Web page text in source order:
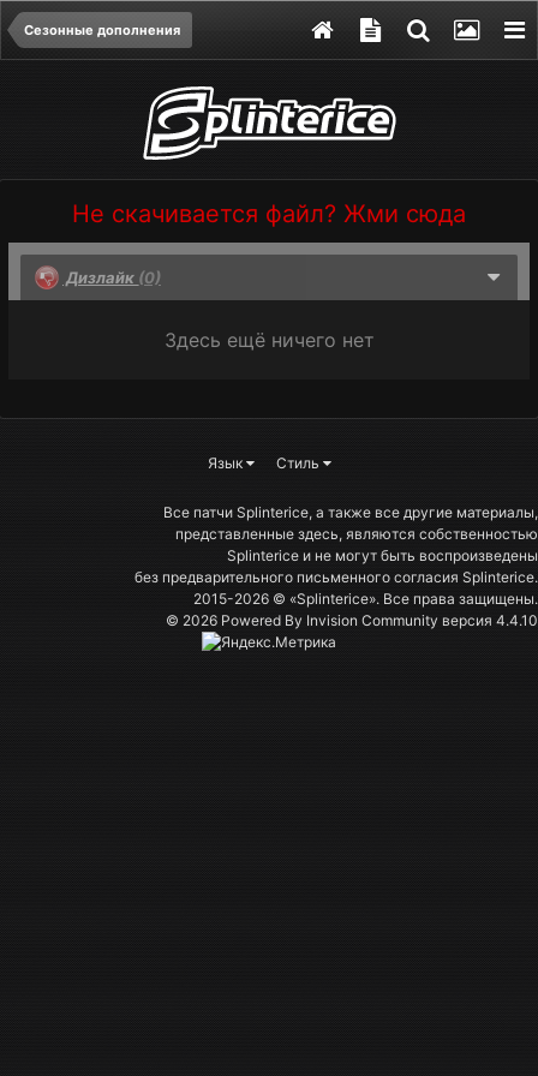
Сезонные дополнения
Не скачивается файл? Жми сюда
Дизлайк (0)
Здесь ещё ничего нет
Язык Стиль
Все патчи Splinterice, а также все другие материалы,
представленные здесь, являются собственностью
Splinterice и не могут быть воспроизведены
без предварительного письменного согласия Splinterice.
2015-2026 © «Splinterice». Все права защищены.
© 2026 Powered By Invision Community версия 4.4.10